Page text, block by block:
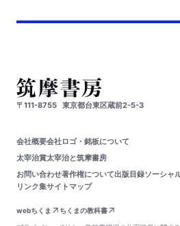
〒111-8755 東京都台東区蔵前2-5-3
会社概要会社ロゴ・銘板について
太宰治賞太宰治と筑摩書房
お問い合わせ著作権について出版目録ソーシャ
リンク集サイトマップ
webちくま
ちくまの教科書